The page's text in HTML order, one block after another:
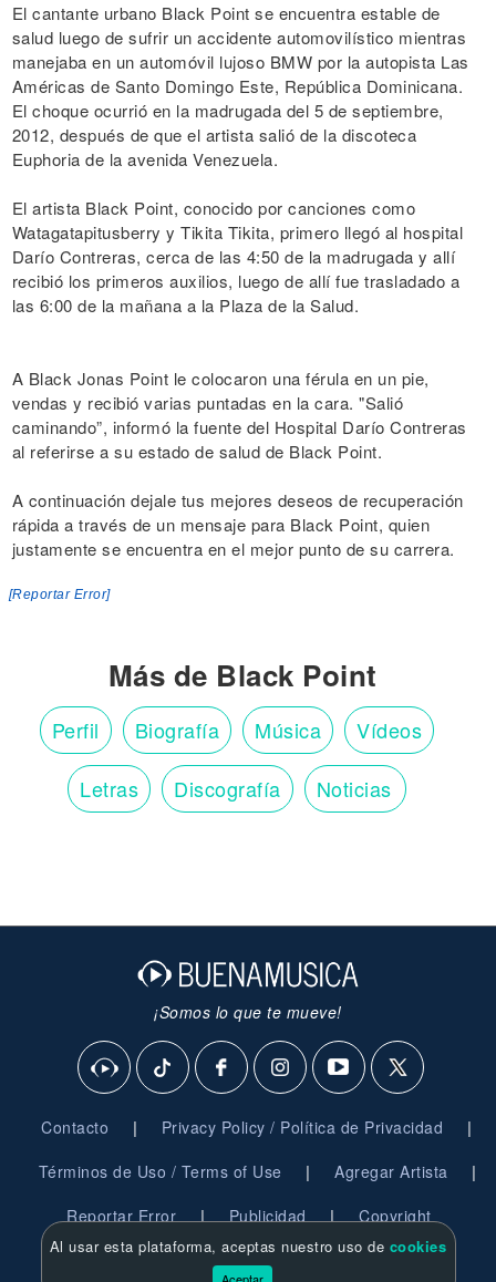
El cantante urbano Black Point se encuentra estable de
salud luego de sufrir un accidente automovilístico mientras
manejaba en un automóvil lujoso BMW por la autopista Las
Américas de Santo Domingo Este, República Dominicana.
El choque ocurrió en la madrugada del 5 de septiembre,
2012, después de que el artista salió de la discoteca
Euphoria de la avenida Venezuela.
El artista Black Point, conocido por canciones como
Watagatapitusberry y Tikita Tikita, primero llegó al hospital
Darío Contreras, cerca de las 4:50 de la madrugada y allí
recibió los primeros auxilios, luego de allí fue trasladado a
las 6:00 de la mañana a la Plaza de la Salud.
A Black Jonas Point le colocaron una férula en un pie,
vendas y recibió varias puntadas en la cara. "Salió
caminando”, informó la fuente del Hospital Darío Contreras
al referirse a su estado de salud de Black Point.
A continuación dejale tus mejores deseos de recuperación
rápida a través de un mensaje para Black Point, quien
justamente se encuentra en el mejor punto de su carrera.
[Reportar Error]
Más de Black Point
Perfil Biografía Música Vídeos
Letras Discografía Noticias
¡Somos lo que te mueve!
Contacto | Privacy Policy / Política de Privacidad |
Términos de Uso / Terms of Use | Agregar Artista |
Reportar Error | Publicidad | Copyright
© 2026 BuenaMusica.com - Derechos Reservados
Al usar esta plataforma, aceptas nuestro uso de cookies